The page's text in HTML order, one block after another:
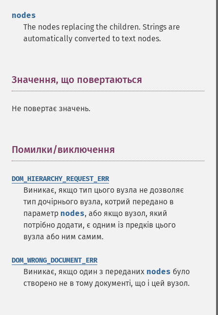
nodes
The nodes replacing the children. Strings are
automatically converted to text nodes.
Значення, що повертаються
Не повертає значень.
Помилки/виключення
DOM_HIERARCHY_REQUEST_ERR
Виникає, якщо тип цього вузла не дозволяє
тип дочірнього вузла, котрий передано в
параметр nodes, або якщо вузол, який
потрібно додати, є одним із предків цього
вузла або ним самим.
DOM_WRONG_DOCUMENT_ERR
Виникає, якщо один з переданих nodes було
створено не в тому документі, що і цей вузол.